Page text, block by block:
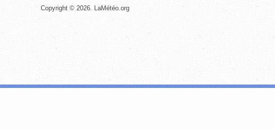
Copyright © 2026. LaMétéo.org